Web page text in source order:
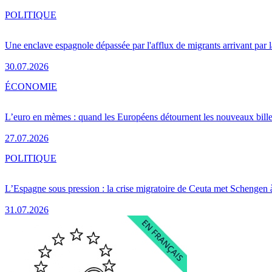
Une enclave espagnole dépassée par l'afflux de migrants arrivant par
30.07.2026
POLITIQUE
L’euro en mèmes : quand les Européens détournent les nouveaux
27.07.2026
ÉCONOMIE
L’Espagne sous pression : la crise migratoire de Ceuta met Schengen
31.07.2026
POLITIQUE